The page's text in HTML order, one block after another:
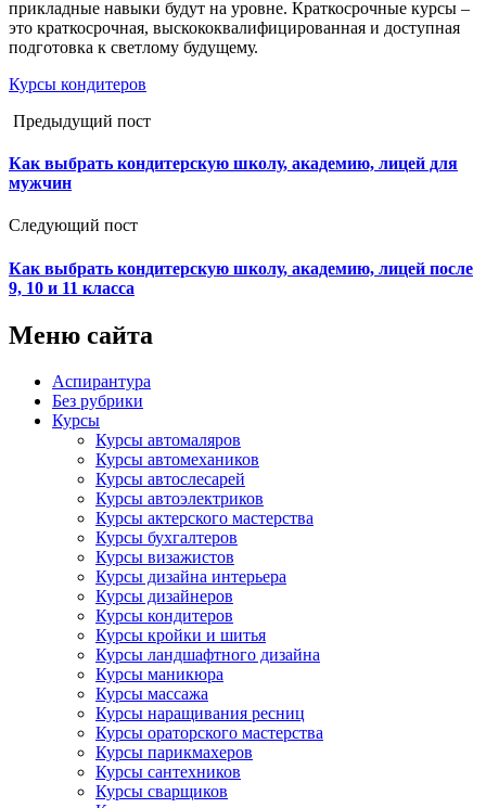
прикладные навыки будут на уровне. Краткосрочные курсы –
это краткосрочная, выскококвалифицированная и доступная
подготовка к светлому будущему.
Курсы кондитеров
Предыдущий пост
Как выбрать кондитерскую школу, академию, лицей для
мужчин
Следующий пост
Как выбрать кондитерскую школу, академию, лицей после
9, 10 и 11 класса
Меню сайта
Аспирантура
Без рубрики
Курсы
Курсы автомаляров
Курсы автомехаников
Курсы автослесарей
Курсы автоэлектриков
Курсы актерского мастерства
Курсы бухгалтеров
Курсы визажистов
Курсы дизайна интерьера
Курсы дизайнеров
Курсы кондитеров
Курсы кройки и шитья
Курсы ландшафтного дизайна
Курсы маникюра
Курсы массажа
Курсы наращивания ресниц
Курсы ораторского мастерства
Курсы парикмахеров
Курсы сантехников
Курсы сварщиков